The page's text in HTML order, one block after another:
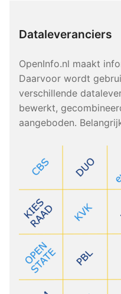
Dataleveranciers
OpenInfo.nl maakt
Daarvoor wordt
verschillende
bewerkt,
aangeboden.